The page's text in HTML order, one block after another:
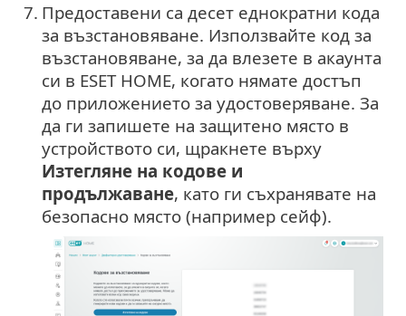
7. Предоставени са десет еднократни кода
за възстановяване. Използвайте код за
възстановяване, за да влезете в акаунта
си в ESET HOME, когато нямате достъп
до приложението за удостоверяване. За
да ги запишете на защитено място в
устройството си, щракнете върху
Изтегляне на кодове и
продължаване, като ги съхранявате на
безопасно място (например сейф).